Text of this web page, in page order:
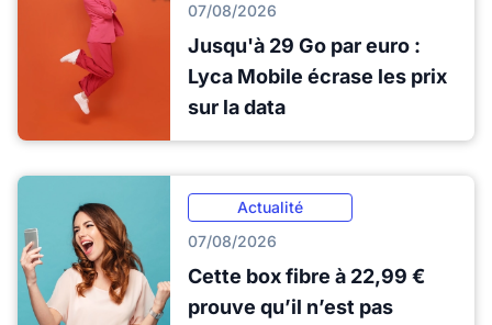
07/08/2026
Jusqu'à 29 Go par euro :
Lyca Mobile écrase les prix
sur la data
Actualité
07/08/2026
Cette box fibre à 22,99 €
prouve qu’il n’est pas